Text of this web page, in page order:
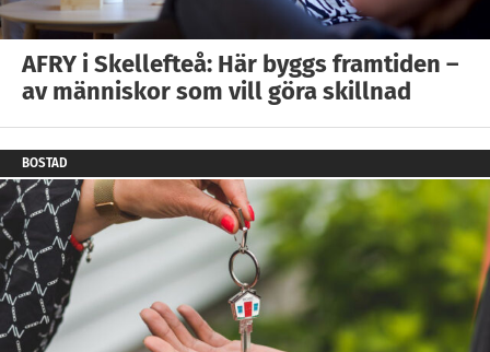
AFRY i Skellefteå: Här byggs framtiden –
av människor som vill göra skillnad
BOSTAD